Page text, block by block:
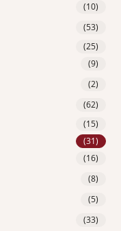
(10)
(53)
(25)
(9)
(2)
(62)
(15)
(31)
(16)
(8)
(5)
(33)